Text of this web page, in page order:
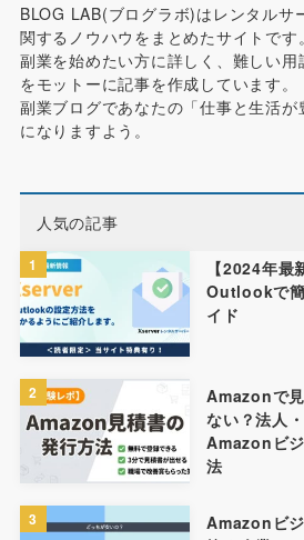
BLOG LAB(ブログラボ)はレンタルサ
関するノウハウをまとめたサイトです。
副業を始めたい方に詳しく、難しい
をモットーに記事を作成しています。
副業ブログであなたの「仕事と生活
になりますよう。
人気の記事
1
【2024年
Outlookで
イド
2
Amazonで
ない？法人
Amazonビ
法
3
Amazonビ